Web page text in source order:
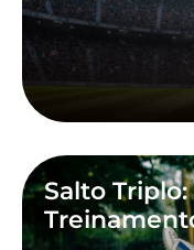
Salto